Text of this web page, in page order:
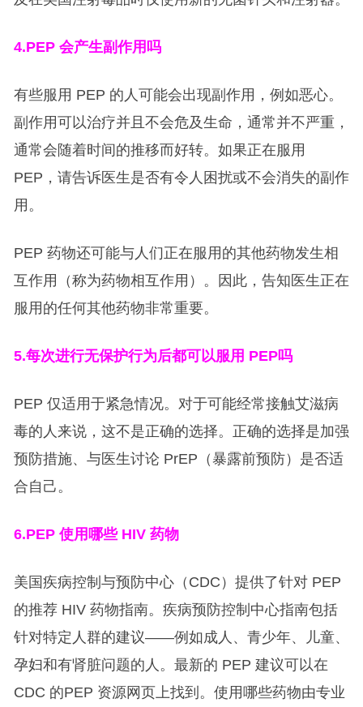
4.PEP 会产生副作用吗
有些服用 PEP 的人可能会出现副作用，例如恶心。
副作用可以治疗并且不会危及生命，通常并不严重，
通常会随着时间的推移而好转。如果正在服用
PEP，请告诉医生是否有令人困扰或不会消失的副作
用。
PEP 药物还可能与人们正在服用的其他药物发生相
互作用（称为药物相互作用）。因此，告知医生正在
服用的任何其他药物非常重要。
5.每次进行无保护行为后都可以服用 PEP吗
PEP 仅适用于紧急情况。对于可能经常接触艾滋病
毒的人来说，这不是正确的选择。正确的选择是加强
预防措施、与医生讨论 PrEP（暴露前预防）是否适
合自己。
6.PEP 使用哪些 HIV 药物
美国疾病控制与预防中心（CDC）提供了针对 PEP
的推荐 HIV 药物指南。疾病预防控制中心指南包括
针对特定人群的建议——例如成人、青少年、儿童、
孕妇和有肾脏问题的人。最新的 PEP 建议可以在
CDC 的PEP 资源网页上找到。使用哪些药物由专业